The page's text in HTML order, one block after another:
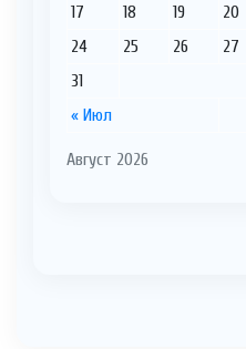
Август 2026
« Июл
17
18 19 20
24
25 26 27
31